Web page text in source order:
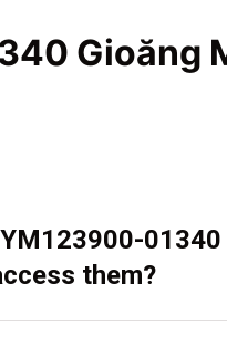
Gioăng
01340
them?